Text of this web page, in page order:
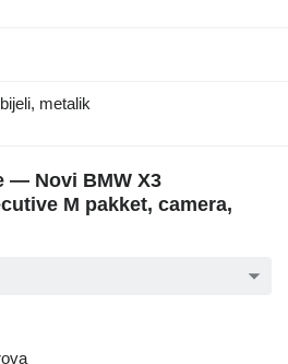
bijeli, metalik
— Novi BMW X3
M pakket, camera,